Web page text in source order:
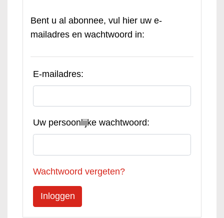
Bent u al abonnee, vul hier uw e-
mailadres en wachtwoord in:
E-mailadres:
Uw persoonlijke wachtwoord:
Wachtwoord vergeten?